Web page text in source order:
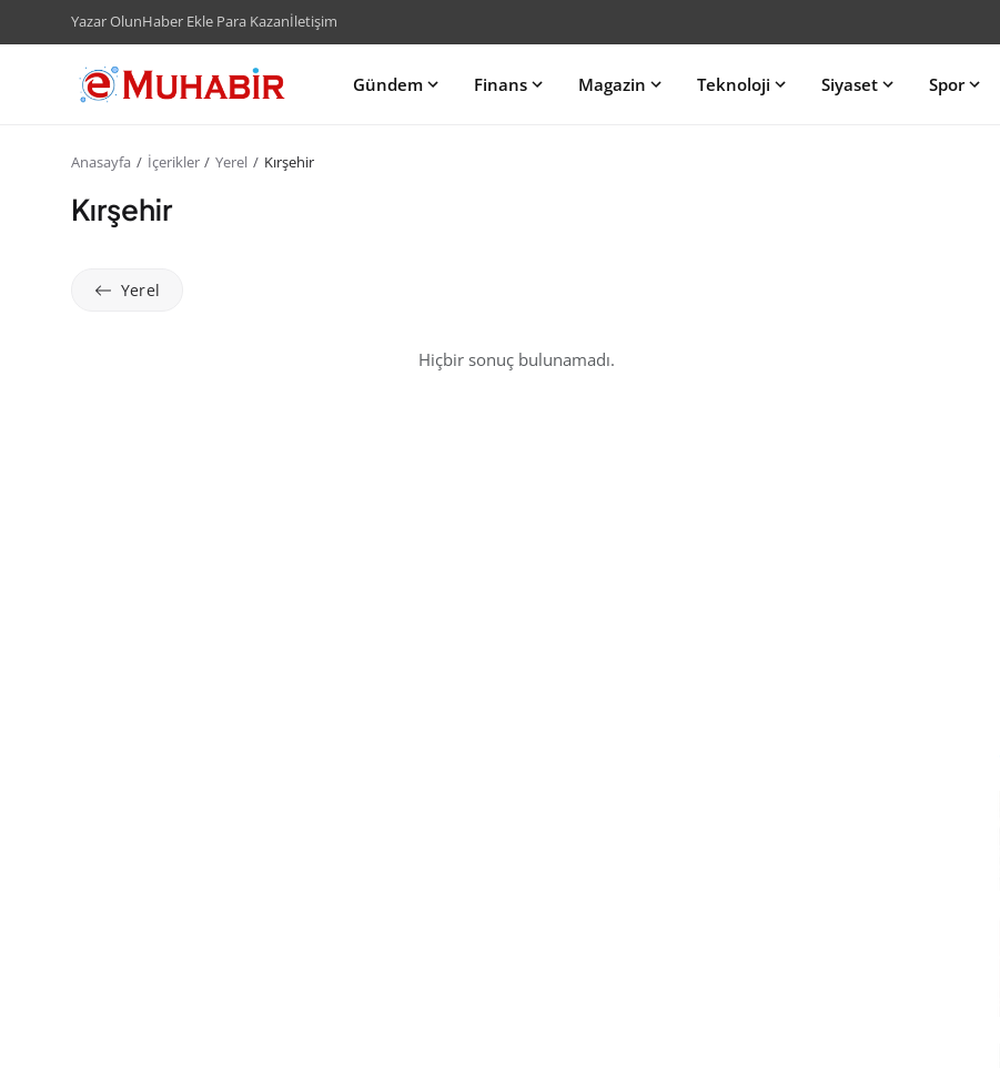
Yazar OlunHaber Ekle Para Kazanİletişim
Gündem Finans Magazin Teknoloji Siyaset Spor
Anasayfa İçerikler Yerel Kırşehir
Kırşehir
Yerel
Hiçbir sonuç bulunamadı.